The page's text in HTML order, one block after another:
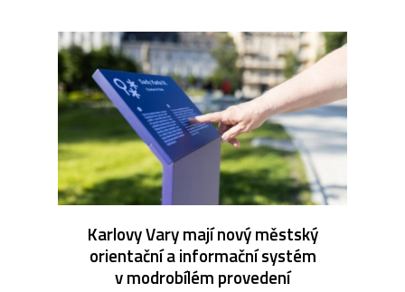
Karlovy Vary mají nový městský
orientační a informační systém
v modrobílém provedení